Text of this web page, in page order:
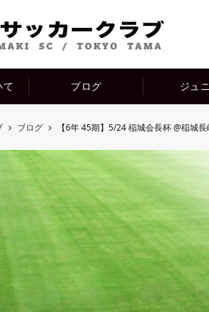
て ブログ ジュ
ブログ 【6年 45期】5/24 稲城会長杯 @稲城長